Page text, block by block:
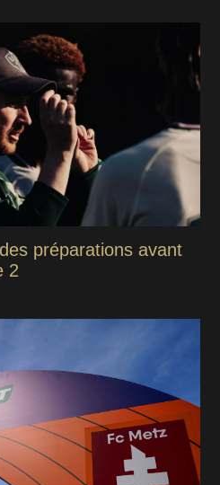
préparations avant
2